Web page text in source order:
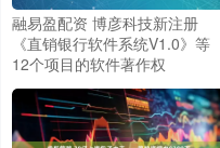
融易盈配资 博彦科技新注册
《直销银行软件系统V1.0》等
12个项目的软件著作权